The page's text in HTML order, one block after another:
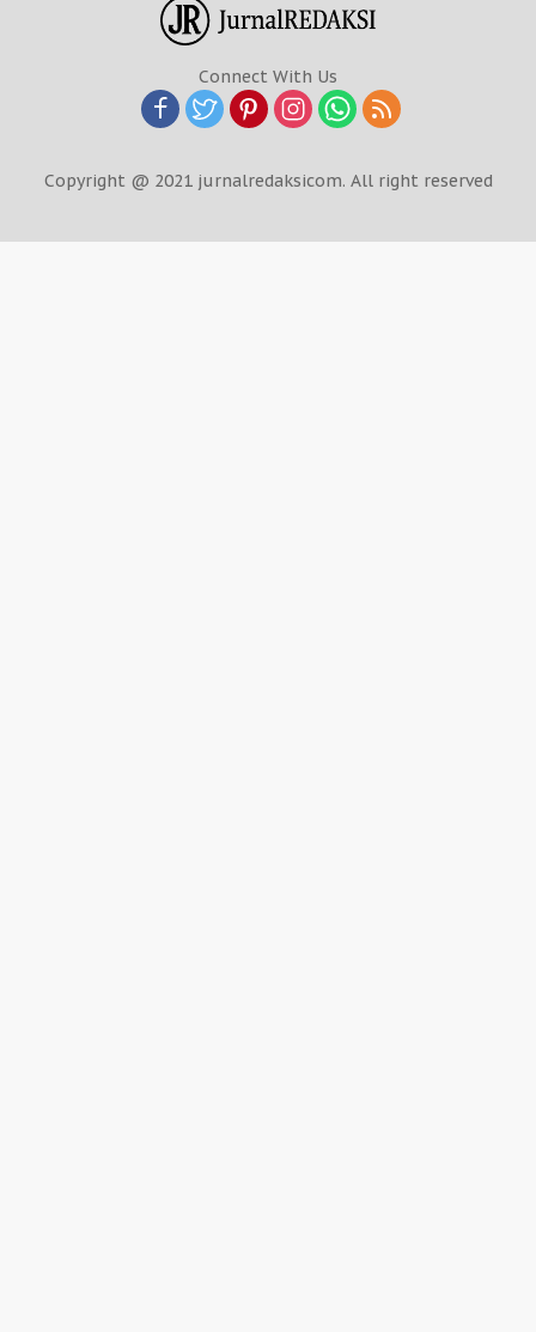
Connect With Us
Copyright @ 2021 jurnalredaksicom. All right reserved